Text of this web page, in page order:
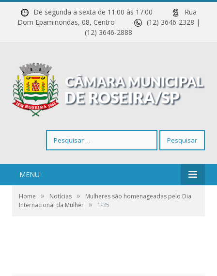
De segunda a sexta de 11:00 às 17:00
Rua
Dom Epaminondas, 08, Centro
(12) 3646-2328 |
(12) 3646-2888
por:
MENU
Home » Notícias »
Mulheres são homenageadas pelo Dia
Internacional da Mulher » 1-35